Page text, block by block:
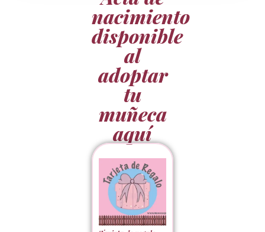
nacimiento
disponible
al
adoptar
tu
muñeca
aquí